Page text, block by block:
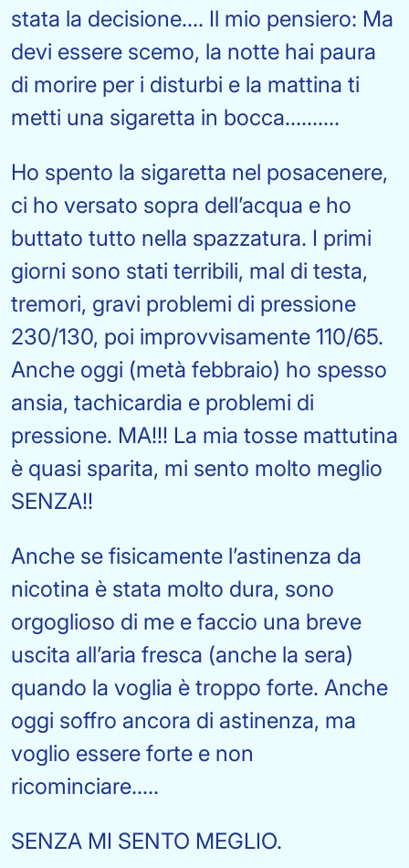
stata la decisione.... Il mio pensiero: Ma
devi essere scemo, la notte hai paura
di morire per i disturbi e la mattina ti
metti una sigaretta in bocca..........
Ho spento la sigaretta nel posacenere,
ci ho versato sopra dell’acqua e ho
buttato tutto nella spazzatura. I primi
giorni sono stati terribili, mal di testa,
tremori, gravi problemi di pressione
230/130, poi improvvisamente 110/65.
Anche oggi (metà febbraio) ho spesso
ansia, tachicardia e problemi di
pressione. MA!!! La mia tosse mattutina
è quasi sparita, mi sento molto meglio
SENZA!!
Anche se fisicamente l’astinenza da
nicotina è stata molto dura, sono
orgoglioso di me e faccio una breve
uscita all’aria fresca (anche la sera)
quando la voglia è troppo forte. Anche
oggi soffro ancora di astinenza, ma
voglio essere forte e non
ricominciare.....
SENZA MI SENTO MEGLIO.